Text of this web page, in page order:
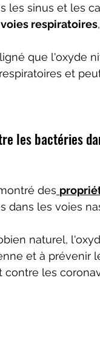
les sinus et les
respiratoires
que l'oxyde
et
les bactéries
des
les voies
naturel,
et à prévenir
les